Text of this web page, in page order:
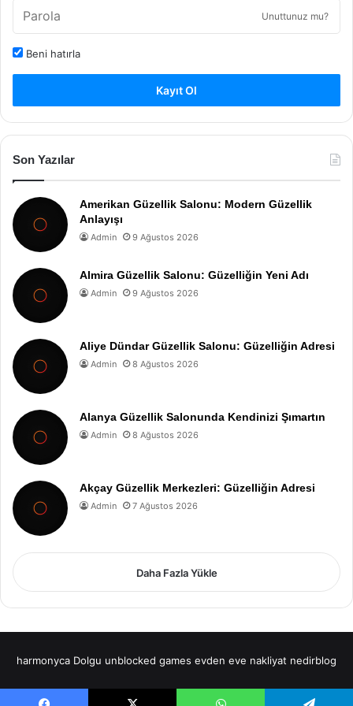
Unuttunuz mu?
Beni hatırla
Kayıt Ol
Son Yazılar
Amerikan Güzellik Salonu: Modern Güzellik
Anlayışı
Admin 9 Ağustos 2026
Almira Güzellik Salonu: Güzelliğin Yeni Adı
Admin 9 Ağustos 2026
Aliye Dündar Güzellik Salonu: Güzelliğin Adresi
Admin 8 Ağustos 2026
Alanya Güzellik Salonunda Kendinizi Şımartın
Admin 8 Ağustos 2026
Akçay Güzellik Merkezleri: Güzelliğin Adresi
Admin 7 Ağustos 2026
Daha Fazla Yükle
harmonyca Dolgu unblocked games evden eve nakliyat nedirblog